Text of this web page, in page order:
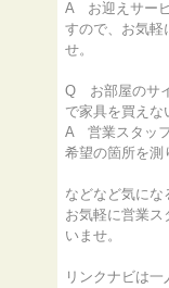
A お迎えサー
すので、お気軽
せ。
Q お部屋のサ
で家具を買え
A 営業スタッ
希望の箇所を測
などなど気にな
お気軽に営業ス
いませ。
リンクナビは